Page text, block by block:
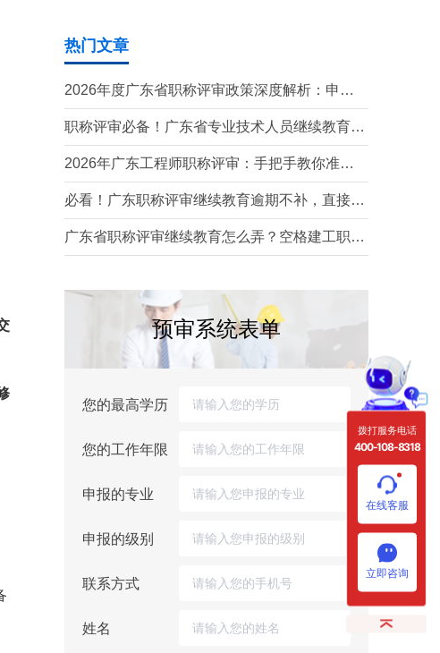
热门文章
2026年度广东省职称评审政策深度解析：申报
条件、时间规划与避坑指南
职称评审必备！广东省专业技术人员继续教育学
时要求（2026年）
2026年广东工程师职称评审：手把手教你准备
申报材料
必看！广东职称评审继续教育逾期不补，直接影
响评审通过
广东省职称评审继续教育怎么弄？空格建工职称
最全攻略！
预审系统表单
您的最高学历
您的工作年限
申报的专业
申报的级别
联系方式
姓名
拨打服务电话
400-108-8318
在线客服
立即咨询